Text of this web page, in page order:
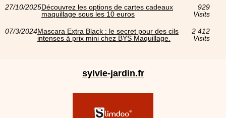
27/10/2025Découvrez les options de cartes cadeaux
maquillage sous les 10 euros
929
Visits
07/3/2024Mascara Extra Black : le secret pour des cils
intenses à prix mini chez BYS Maquillage.
2 412
Visits
sylvie-jardin.fr